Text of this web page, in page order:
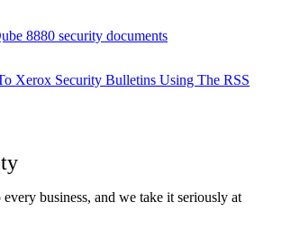
8880 security documents
Xerox Security Bulletins Using The RSS
business, and we take it seriously at